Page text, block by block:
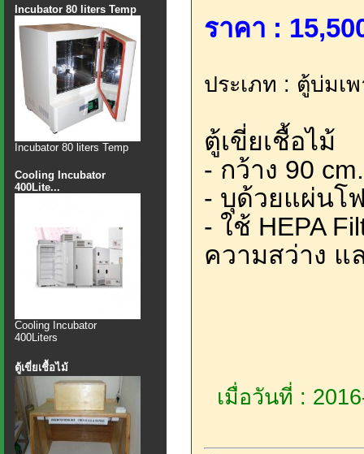
Incubator 80 liters Temp
Incubator 80 liters Temp
Cooling Incubator
400Lite...
Cooling Incubator
400Liters
ตู้เขี่ยเชื้อไม้
ราคา :
ประเภท : ตู้บ่มเพ
ตู้เขี่ยเชื้อไม้
- กว้าง 90 cm.
- บุด้วยแผ่นโ
- ใช้ HEPA
ความสว่าง แ
เมื่อวันที่ :